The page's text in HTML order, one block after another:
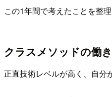
この1年間で考えたことを整理
クラスメソッドの働
正直技術レベルが高く、自分